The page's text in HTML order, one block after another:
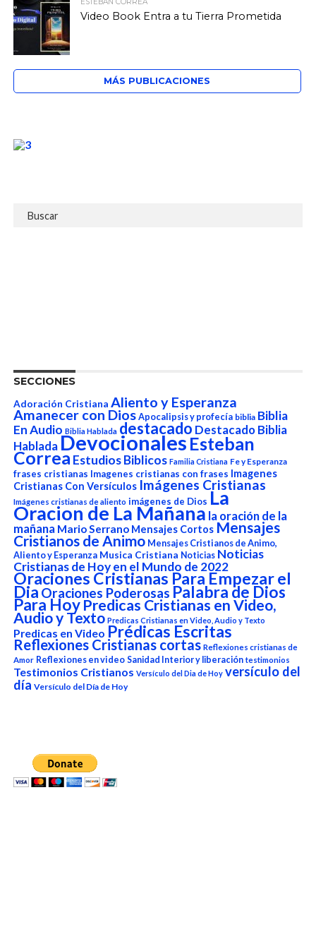
Video Book Entra a tu Tierra Prometida
MÁS PUBLICACIONES
SECCIONES
Adoración Cristiana Aliento y Esperanza
Amanecer con Dios Apocalipsis y profecía biblia Biblia
En Audio Biblia Hablada destacado Destacado Biblia
HabladaDevocionalesEsteban
Correa Estudios Biblicos Familia Cristiana Fe y Esperanza
frases cristianas Imagenes cristianas con frases Imagenes
Cristianas Con Versículos Imágenes Cristianas
Imágenes cristianas de aliento imágenes de Dios La
Oracion de La Mañana la oración de la
mañana Mario Serrano Mensajes Cortos Mensajes
Cristianos de Animo Mensajes Cristianos de Animo,
Aliento y Esperanza Musica Cristiana Noticias Noticias
Cristianas de Hoy en el Mundo de 2022
Oraciones Cristianas Para Empezar el
Dia Oraciones Poderosas Palabra de Dios
Para Hoy Predicas Cristianas en Video,
Audio y Texto Predicas Cristianas en Video, Audio y Texto
Predicas en Video Prédicas Escritas
Reflexiones Cristianas cortas Reflexiones cristianas de
Amor Reflexiones en video Sanidad Interior y liberación testimonios
Testimonios Cristianos Versículo del Dia de Hoy versículo del
día Versículo del Día de Hoy